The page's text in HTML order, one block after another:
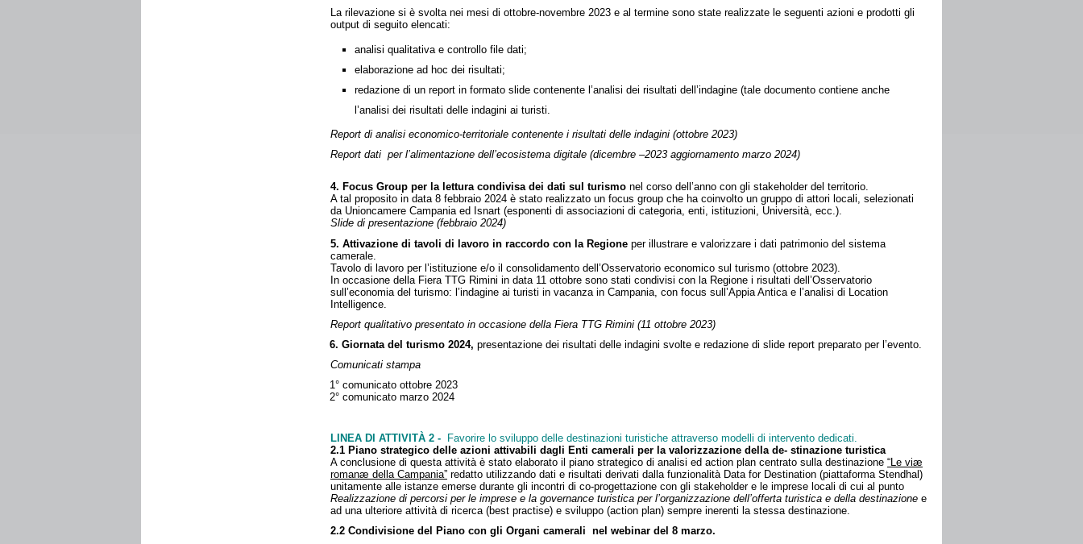
La rilevazione si è svolta nei mesi di ottobre-novembre 2023 e al termine sono state realizzate le seguenti azioni e prodotti gli
output di seguito elencati:
analisi qualitativa e controllo file dati;
elaborazione ad hoc dei risultati;
redazione di un report in formato slide contenente l’analisi dei risultati dell’indagine (tale documento contiene anche
l’analisi dei risultati delle indagini ai turisti.
Report di analisi economico-territoriale contenente i risultati delle indagini (ottobre 2023)
Report dati per l’alimentazione dell’ecosistema digitale (dicembre –2023 aggiornamento marzo 2024)
4. Focus Group per la lettura condivisa dei dati sul turismo nel corso dell’anno con gli stakeholder del territorio.
A tal proposito in data 8 febbraio 2024 è stato realizzato un focus group che ha coinvolto un gruppo di attori locali, selezionati
da Unioncamere Campania ed Isnart (esponenti di associazioni di categoria, enti, istituzioni, Università, ecc.).
Slide di presentazione (febbraio 2024)
5. Attivazione di tavoli di lavoro in raccordo con la Regione per illustrare e valorizzare i dati patrimonio del sistema
camerale.
Tavolo di lavoro per l’istituzione e/o il consolidamento dell’Osservatorio economico sul turismo (ottobre 2023).
In occasione della Fiera TTG Rimini in data 11 ottobre sono stati condivisi con la Regione i risultati dell’Osservatorio
sull’economia del turismo: l’indagine ai turisti in vacanza in Campania, con focus sull’Appia Antica e l’analisi di Location
Intelligence.
Report qualitativo presentato in occasione della Fiera TTG Rimini (11 ottobre 2023)
6. Giornata del turismo 2024, presentazione dei risultati delle indagini svolte e redazione di slide report preparato per l’evento.
Comunicati stampa
1° comunicato ottobre 2023
2° comunicato marzo 2024
LINEA DI ATTIVITÀ 2 -
Favorire lo sviluppo delle destinazioni turistiche attraverso modelli di intervento dedicati.
2.1 Piano strategico delle azioni attivabili dagli Enti camerali per la valorizzazione della de- stinazione turistica
A conclusione di questa attività è stato elaborato il piano strategico di analisi ed action plan centrato sulla destinazione “Le viæ
romanæ della Campania” redatto utilizzando dati e risultati derivati dalla funzionalità Data for Destination (piattaforma Stendhal)
unitamente alle istanze emerse durante gli incontri di co-progettazione con gli stakeholder e le imprese locali di cui al punto
Realizzazione di percorsi per le imprese e la governance turistica per l’organizzazione dell’offerta turistica e della destinazione e
ad una ulteriore attività di ricerca (best practise) e sviluppo (action plan) sempre inerenti la stessa destinazione.
2.2 Condivisione del Piano con gli Organi camerali nel webinar del 8 marzo.